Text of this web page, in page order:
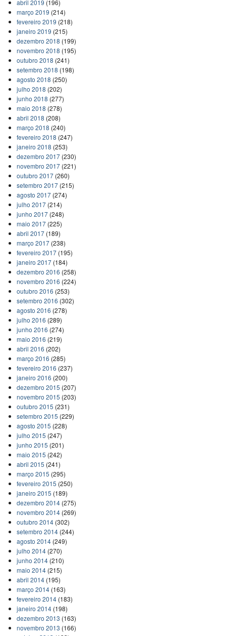
abril 2019 (196)
março 2019 (214)
fevereiro 2019 (218)
janeiro 2019 (215)
dezembro 2018 (199)
novembro 2018 (195)
outubro 2018 (241)
setembro 2018 (198)
agosto 2018 (250)
julho 2018 (202)
junho 2018 (277)
maio 2018 (278)
abril 2018 (208)
março 2018 (240)
fevereiro 2018 (247)
janeiro 2018 (253)
dezembro 2017(230)
novembro 2017(221)
outubro 2017(260)
setembro 2017(215)
agosto 2017(274)
julho 2017(214)
junho 2017(248)
maio 2017(225)
abril 2017(189)
março 2017(238)
fevereiro 2017(195)
janeiro 2017(184)
dezembro 2016 (258)
novembro 2016 (224)
outubro 2016 (253)
setembro 2016 (302)
agosto 2016 (278)
julho 2016 (289)
junho 2016 (274)
maio 2016 (219)
abril 2016 (202)
março 2016 (285)
fevereiro 2016 (237)
janeiro 2016 (200)
dezembro 2015 (207)
novembro 2015 (203)
outubro 2015 (231)
setembro 2015 (229)
agosto 2015 (228)
julho 2015 (247)
junho 2015 (201)
maio 2015 (242)
abril 2015 (241)
março 2015 (295)
fevereiro 2015 (250)
janeiro 2015 (189)
dezembro 2014(275)
novembro 2014(269)
outubro 2014(302)
setembro 2014(244)
agosto 2014(249)
julho 2014(270)
junho 2014(210)
maio 2014(215)
abril 2014(195)
março 2014(163)
fevereiro 2014(183)
janeiro 2014(198)
dezembro 2013 (163)
novembro 2013 (166)